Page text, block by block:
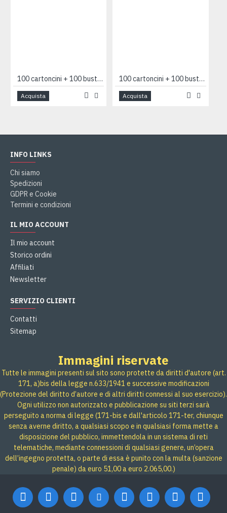
100 cartoncini + 100 buste 7x11 AZZURRO
Acquista
100 cartoncini + 100 buste 7x11 ROSA
Acquista
INFO LINKS
Chi siamo
Spedizioni
GDPR e Cookie
Termini e condizioni
IL MIO ACCOUNT
Il mio account
Storico ordini
Affiliati
Newsletter
SERVIZIO CLIENTI
Contatti
Sitemap
Immagini riservate
Tutte le immagini presenti sul sito sono protette da diritti d'autore (art.
171, a)bis della legge n.633/1941 e successive modificazioni
(Protezione del diritto d’autore e di altri diritti connessi al suo esercizio).
Ogni utilizzo non autorizzato e pubblicazione su siti terzi sarà
perseguito a norma di legge (171-bis e dall'articolo 171-ter, chiunque
senza averne diritto, a qualsiasi scopo e in qualsiasi forma mette a
disposizione del pubblico, immettendola in un sistema di reti
telematiche, mediante connessioni di qualsiasi genere, un’opera
dell’ingegno protetta, o parte di essa è punito con la multa (sanzione
penale) da euro 51,00 a euro 2.065,00.)